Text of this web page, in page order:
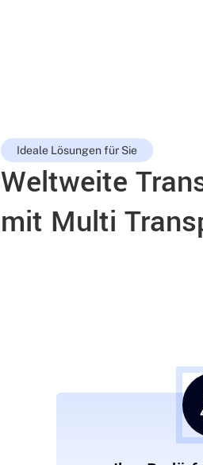
Ideale Lösungen für Sie
Weltweite
mit Multi